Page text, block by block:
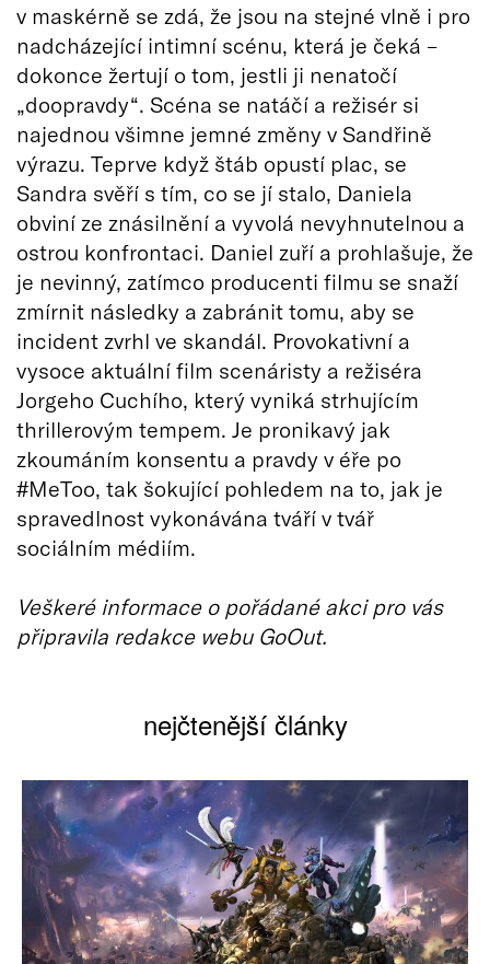
v maskérně se zdá, že jsou na stejné vlně i pro
nadcházející intimní scénu, která je čeká –
dokonce žertují o tom, jestli ji nenatočí
„doopravdy“. Scéna se natáčí a režisér si
najednou všimne jemné změny v Sandřině
výrazu. Teprve když štáb opustí plac, se
Sandra svěří s tím, co se jí stalo, Daniela
obviní ze znásilnění a vyvolá nevyhnutelnou a
ostrou konfrontaci. Daniel zuří a prohlašuje, že
je nevinný, zatímco producenti filmu se snaží
zmírnit následky a zabránit tomu, aby se
incident zvrhl ve skandál. Provokativní a
vysoce aktuální film scenáristy a režiséra
Jorgeho Cuchího, který vyniká strhujícím
thrillerovým tempem. Je pronikavý jak
zkoumáním konsentu a pravdy v éře po
#MeToo, tak šokující pohledem na to, jak je
spravedlnost vykonávána tváří v tvář
sociálním médiím.
Veškeré informace o pořádané akci pro vás
připravila redakce webu GoOut.
nejčtenější články